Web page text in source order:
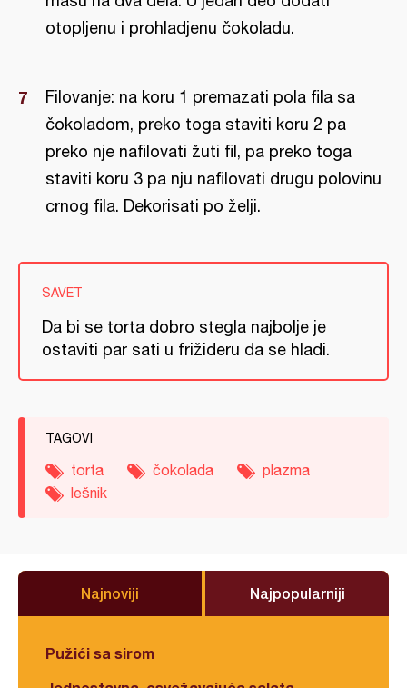
otopljenu i prohladjenu čokoladu.
Filovanje: na koru 1 premazati pola fila sa
čokoladom, preko toga staviti koru 2 pa
preko nje nafilovati žuti fil, pa preko toga
staviti koru 3 pa nju nafilovati drugu polovinu
crnog fila. Dekorisati po želji.
SAVET
Da bi se torta dobro stegla najbolje je
ostaviti par sati u frižideru da se hladi.
TAGOVI
torta čokolada
plazma
lešnik
Najnoviji Najpopularniji
Pužići sa sirom